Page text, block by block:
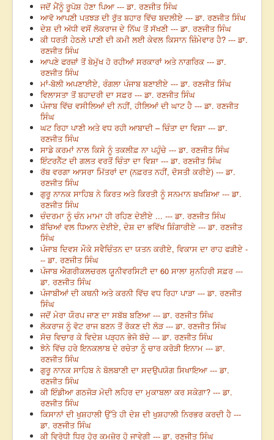
ਜਦੋਂ ਮੈਂਨੂੰ ਰੂਪੋਸ਼ ਹੋਣਾ ਪਿਆ --- ਡਾ. ਰਣਜੀਤ ਸਿੰਘ
ਆਵੋ ਆਪਣੀ ਪਤਝੜ ਦੀ ਰੁੱਤ ਬਹਾਰ ਵਿੱਚ ਬਦਲੀਏ --- ਡਾ. ਰਣਜੀਤ ਸਿੰਘ
ਦੇਸ਼ ਦੀ ਅੱਧੀ ਵਸੋਂ ਲੋਕਰਾਜ ਦੇ ਨਿੱਘ ਤੋਂ ਸੱਖਣੀ --- ਡਾ. ਰਣਜੀਤ ਸਿੰਘ
ਕੀ ਧਰਤੀ ਹੇਠਲੇ ਪਾਣੀ ਦੀ ਕਮੀ ਲਈ ਕੇਵਲ ਕਿਸਾਨ ਜ਼ਿੰਮੇਵਾਰ ਹੈ? --- ਡਾ.
ਰਣਜੀਤ ਸਿੰਘ
ਆਪਣੇ ਫਰਜ਼ਾਂ ਤੋਂ ਬੇਮੁੱਖ ਹੋ ਰਹੀਆਂ ਸਰਕਾਰਾਂ ਅਤੇ ਨਾਗਰਿਕ --- ਡਾ.
ਰਣਜੀਤ ਸਿੰਘ
ਮਾਂ-ਬੋਲੀ ਅਪਣਾਈਏ, ਰੰਗਲਾ ਪੰਜਾਬ ਬਣਾਈਏ --- ਡਾ. ਰਣਜੀਤ ਸਿੰਘ
ਵਿਲਾਸਤਾ ਤੋਂ ਬਹਾਦਰੀ ਦਾ ਸਫ਼ਰ --- ਡਾ. ਰਣਜੀਤ ਸਿੰਘ
ਪੰਜਾਬ ਵਿੱਚ ਵਸੀਲਿਆਂ ਦੀ ਨਹੀਂ, ਹੀਲਿਆਂ ਦੀ ਘਾਟ ਹੈ --- ਡਾ. ਰਣਜੀਤ
ਸਿੰਘ
ਘਟ ਰਿਹਾ ਪਾਣੀ ਅਤੇ ਵਧ ਰਹੀ ਆਬਾਦੀ – ਚਿੰਤਾ ਦਾ ਵਿਸ਼ਾ --- ਡਾ.
ਰਣਜੀਤ ਸਿੰਘ
ਸਾਡੇ ਕਰਮਾਂ ਨਾਲ ਕਿਸੇ ਨੂੰ ਤਕਲੀਫ਼ ਨਾ ਪਹੁੰਚੇ --- ਡਾ. ਰਣਜੀਤ ਸਿੰਘ
ਇੰਟਰਨੈੱਟ ਦੀ ਗਲਤ ਵਰਤੋਂ ਚਿੰਤਾ ਦਾ ਵਿਸ਼ਾ --- ਡਾ. ਰਣਜੀਤ ਸਿੰਘ
ਰੱਬ ਵਰਗਾ ਆਸਰਾ ਮਿੱਤਰਾਂ ਦਾ (ਨਫ਼ਰਤ ਨਹੀਂ, ਦੋਸਤੀ ਕਰੀਏ) --- ਡਾ.
ਰਣਜੀਤ ਸਿੰਘ
ਗੁਰੂ ਨਾਨਕ ਸਾਹਿਬ ਨੇ ਕਿਰਤ ਅਤੇ ਕਿਰਤੀ ਨੂੰ ਸਨਮਾਨ ਬਖਸ਼ਿਆ --- ਡਾ.
ਰਣਜੀਤ ਸਿੰਘ
ਚੰਦਰਮਾ ਨੂੰ ਚੰਨ ਮਾਮਾ ਹੀ ਰਹਿਣ ਦੇਈਏ ... --- ਡਾ. ਰਣਜੀਤ ਸਿੰਘ
ਬੱਚਿਆਂ ਵਲ ਧਿਆਨ ਦੇਈਏ, ਦੇਸ਼ ਦਾ ਭਵਿੱਖ ਸ਼ਿੰਗਾਰੀਏ --- ਡਾ. ਰਣਜੀਤ
ਸਿੰਘ
ਪੰਜਾਬ ਦਿਵਸ ਮੌਕੇ ਸਵੈਚਿੰਤਨ ਦਾ ਯਤਨ ਕਰੀਏ, ਵਿਕਾਸ ਦਾ ਰਾਹ ਫੜੀਏ -
-- ਡਾ. ਰਣਜੀਤ ਸਿੰਘ
ਪੰਜਾਬ ਐਗਰੀਕਲਚਰਲ ਯੂਨੀਵਰਸਿਟੀ ਦਾ 60 ਸਾਲਾ ਸੁਨਹਿਰੀ ਸਫ਼ਰ ---
ਡਾ. ਰਣਜੀਤ ਸਿੰਘ
ਪੰਜਾਬੀਆਂ ਦੀ ਕਥਨੀ ਅਤੇ ਕਰਨੀ ਵਿੱਚ ਵਧ ਰਿਹਾ ਪਾੜਾ --- ਡਾ. ਰਣਜੀਤ
ਸਿੰਘ
ਜਦੋਂ ਮੇਰਾ ਯੌਰਪ ਜਾਣ ਦਾ ਸਬੱਬ ਬਣਿਆ --- ਡਾ. ਰਣਜੀਤ ਸਿੰਘ
ਲੋਕਰਾਜ ਨੂੰ ਵੋਟ ਰਾਜ ਬਣਨ ਤੋਂ ਰੋਕਣ ਦੀ ਲੋੜ --- ਡਾ. ਰਣਜੀਤ ਸਿੰਘ
ਸੋਚ ਵਿਚਾਰ ਕੇ ਵਿਦੇਸ਼ ਪੜ੍ਹਨ ਭੇਜੋ ਬੱਚੇ --- ਡਾ. ਰਣਜੀਤ ਸਿੰਘ
ਝੋਨੇ ਵਿੱਚ ਹਰੇ ਇਨਕਲਾਬ ਦੇ ਰਚੇਤਾ ਨੂੰ ਚਾਰ ਕਰੋੜੀ ਇਨਾਮ --- ਡਾ.
ਰਣਜੀਤ ਸਿੰਘ
ਗੁਰੂ ਨਾਨਕ ਸਾਹਿਬ ਨੇ ਬੋਲਬਾਣੀ ਦਾ ਸਦਉਪਯੋਗ ਸਿਖਾਇਆ --- ਡਾ.
ਰਣਜੀਤ ਸਿੰਘ
ਕੀ ਇੰਡੀਆ ਗਠਜੋੜ ਮੋਦੀ ਲਹਿਰ ਦਾ ਮੁਕਾਬਲਾ ਕਰ ਸਕੇਗਾ? --- ਡਾ.
ਰਣਜੀਤ ਸਿੰਘ
ਕਿਸਾਨਾਂ ਦੀ ਖੁਸ਼ਹਾਲੀ ਉੱਤੇ ਹੀ ਦੇਸ਼ ਦੀ ਖੁਸ਼ਹਾਲੀ ਨਿਰਭਰ ਕਰਦੀ ਹੈ ---
ਡਾ. ਰਣਜੀਤ ਸਿੰਘ
ਕੀ ਵਿਰੋਧੀ ਧਿਰ ਹੋਰ ਕਮਜ਼ੋਰ ਹੋ ਜਾਵੇਗੀ --- ਡਾ. ਰਣਜੀਤ ਸਿੰਘ